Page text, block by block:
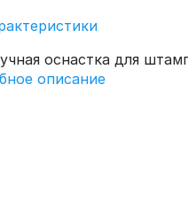
оснастка для
описание